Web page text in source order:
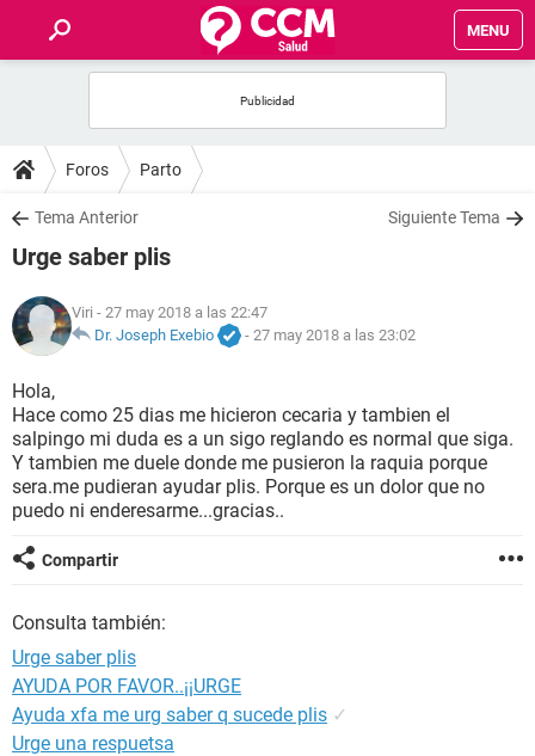
MENU
FOROS
SALUD
FAMILIA
NUTRICIÓN
BIENESTAR
SEXUALIDAD
GLOSARIO
Foros Parto
Tema Anterior Siguiente Tema
Urge saber plis
Viri - 27 may 2018 a las 22:47
Dr. Joseph Exebio
- 27 may 2018 a las 23:02
Hola,
Hace como 25 dias me hicieron cecaria y tambien el
salpingo mi duda es a un sigo reglando es normal que siga.
Y tambien me duele donde me pusieron la raquia porque
sera.me pudieran ayudar plis. Porque es un dolor que no
puedo ni enderesarme...gracias..
Compartir
Consulta también:
Urge saber plis
AYUDA POR FAVOR..¡¡URGE
Ayuda xfa me urg saber q sucede plis ✓
Urge una respuetsa